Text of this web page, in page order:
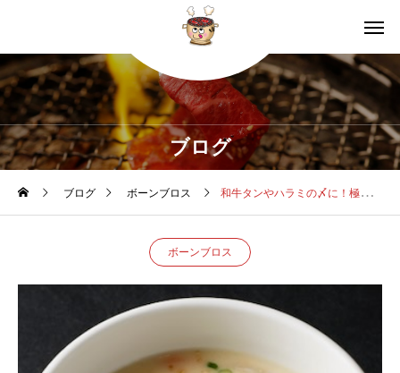
ブログ
ブログ ボーンブロス 和牛タンやハラミの〆に！極上コムタンスープのコラーゲンと美味しい食べ方
ボーンブロス